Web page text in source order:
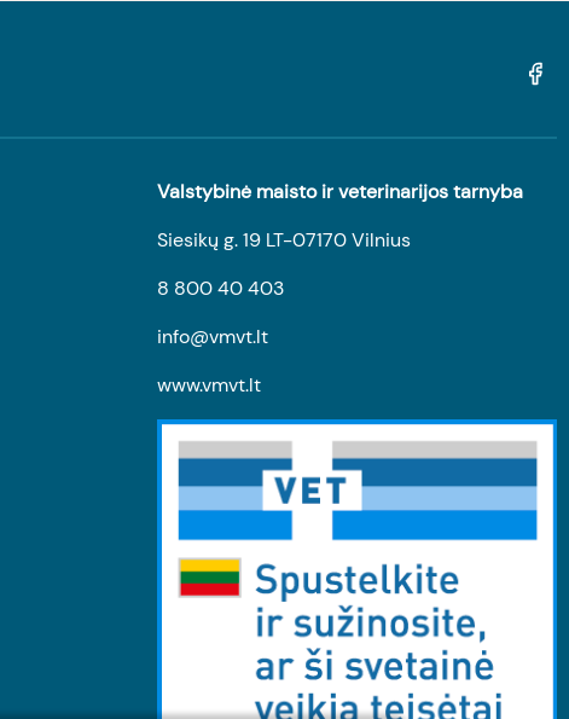
Valstybinė maisto ir veterinarijos tarnyba
Siesikų g. 19 LT-07170 Vilnius
8 800 40 403
info@vmvt.lt
www.vmvt.lt